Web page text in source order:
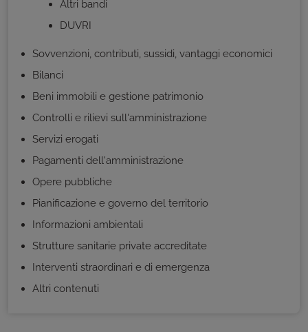
Altri bandi
DUVRI
Sovvenzioni, contributi, sussidi, vantaggi economici
Bilanci
Beni immobili e gestione patrimonio
Controlli e rilievi sull'amministrazione
Servizi erogati
Pagamenti dell'amministrazione
Opere pubbliche
Pianificazione e governo del territorio
Informazioni ambientali
Strutture sanitarie private accreditate
Interventi straordinari e di emergenza
Altri contenuti